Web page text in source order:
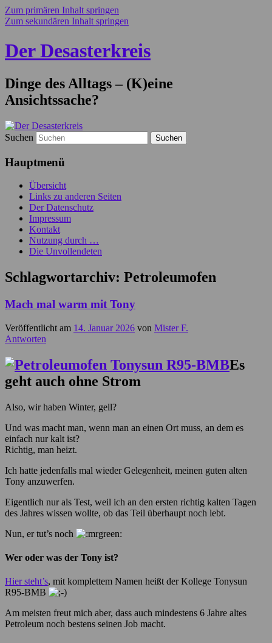
Zum primären Inhalt springen
Zum sekundären Inhalt springen
Der Desasterkreis
Dinge des Alltags – (K)eine
Ansichtssache?
Suchen
Hauptmenü
Übersicht
Links zu anderen Seiten
Der Datenschutz
Impressum
Kontakt
Nutzung durch …
Die Unvollendeten
Schlagwortarchiv: Petroleumofen
Mach mal warm mit Tony
Veröffentlicht am 14. Januar 2026 von Mister F.
Antworten
Es
geht auch ohne Strom
Also, wir haben Winter, gell?
Und was macht man, wenn man an einen Ort muss, an dem es
einfach nur kalt ist?
Richtig, man heizt.
Ich hatte jedenfalls mal wieder Gelegenheit, meinen guten alten
Tony anzuwerfen.
Eigentlich nur als Test, weil ich an den ersten richtig kalten Tagen
des Jahres wissen wollte, ob das Teil überhaupt noch lebt.
Nun, er tut’s noch
Wer oder was der Tony ist?
Hier steht’s, mit komplettem Namen heißt der Kollege Tonysun
R95-BMB
Am meisten freut mich aber, dass auch mindestens 6 Jahre altes
Petroleum noch bestens seinen Job macht.